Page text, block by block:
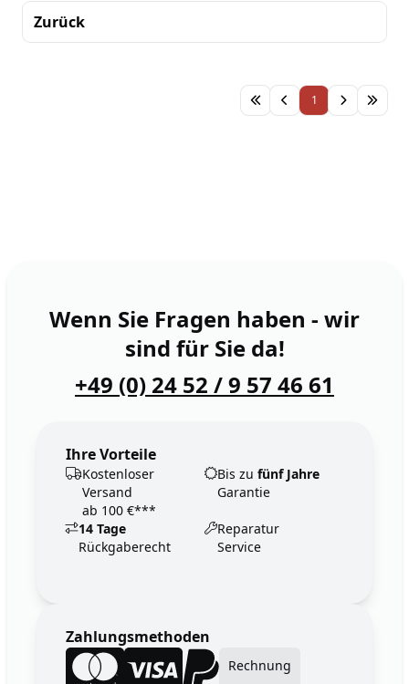
Zurück
1
Wenn Sie Fragen haben - wir
sind für Sie da!
+49 (0) 24 52 / 9 57 46 61
Ihre Vorteile
Kostenloser
Versand
ab 100 €***
Bis zu fünf Jahre
Garantie
14 Tage
Rückgaberecht
Reparatur
Service
Zahlungsmethoden
Rechnung